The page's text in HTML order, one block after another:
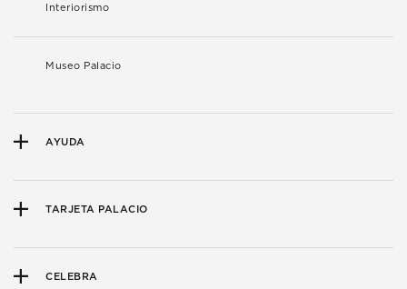
Interiorismo
Museo Palacio
AYUDA
TARJETA PALACIO
CELEBRA